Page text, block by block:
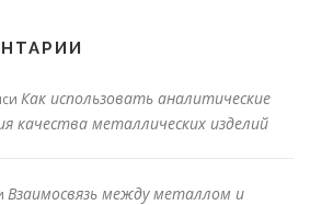
Как использовать аналитические
качества металлических изделий
Взаимосвязь между металлом и